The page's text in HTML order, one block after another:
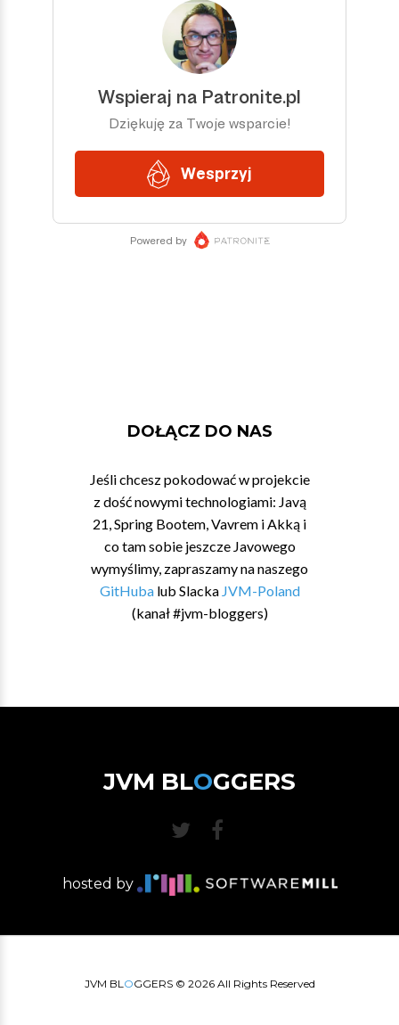
DOŁĄCZ DO NAS
Jeśli chcesz pokodować w projekcie
z dość nowymi technologiami: Javą
21, Spring Bootem, Vavrem i Akką i
co tam sobie jeszcze Javowego
wymyślimy, zapraszamy na naszego
GitHubalub Slacka JVM-Poland
(kanał #jvm-bloggers)
JVM BLOGGERS
hosted by
JVM BLOGGERS © 2026All Rights Reserved